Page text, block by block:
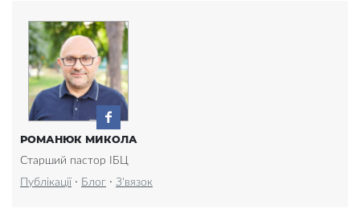
РОМАНЮК МИКОЛА
Старший пастор ІБЦ
Публікації · Блог · З'вязок